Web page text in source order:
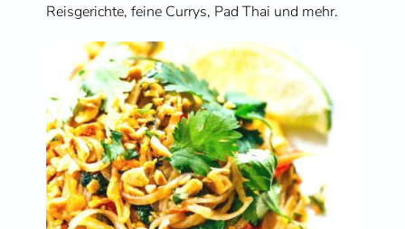
Reisgerichte, feine Currys, Pad Thai und mehr.